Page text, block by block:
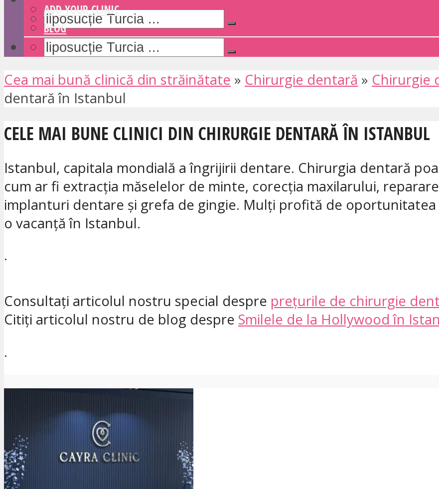
ADD YOUR CLINIC
BLOG
Cea mai bună clinică din străinătate » Chirurgie dentară » Chirurgie
dentară în Istanbul
CELE MAI BUNE CLINICI DIN CHIRURGIE DENTARĂ ÎN ISTANBUL
Istanbul, capitala mondială a îngrijirii dentare. Chirurgia dentară
cum ar fi extracția măselelor de minte, corecția maxilarului,
implanturi dentare și grefa de gingie. Mulți profită de
o vacanță în Istanbul.
.
Consultați articolul nostru special despre prețurile de chirurgie
Citiți articolul nostru de blog despre Smilele de la Hollywood în
.